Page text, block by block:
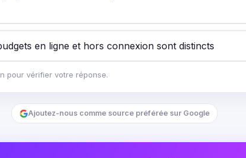
en ligne et hors connexion sont distincts
pour vérifier votre réponse.
Ajoutez-nous comme source préférée sur Google